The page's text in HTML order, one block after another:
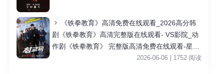
《铁拳教育》高清免费在线观看_2026高分韩
剧《铁拳教育》高清完整版在线观看- VS影院_动
作剧《铁拳教育》 完整版高清免费在线观看-星空
影院李星民主演《铁拳教育》无广告_VS影视
2026-06-06 | 1752 阅读